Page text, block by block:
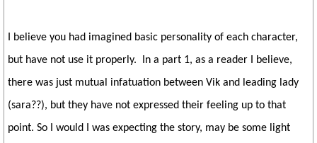
I believe you had imagined basic personality of each character,
but have not use it properly. In a part 1, as a reader I believe,
there was just mutual infatuation between Vik and leading lady
(sara??), but they have not expressed their feeling up to that
point. So I would I was expecting the story, may be some light